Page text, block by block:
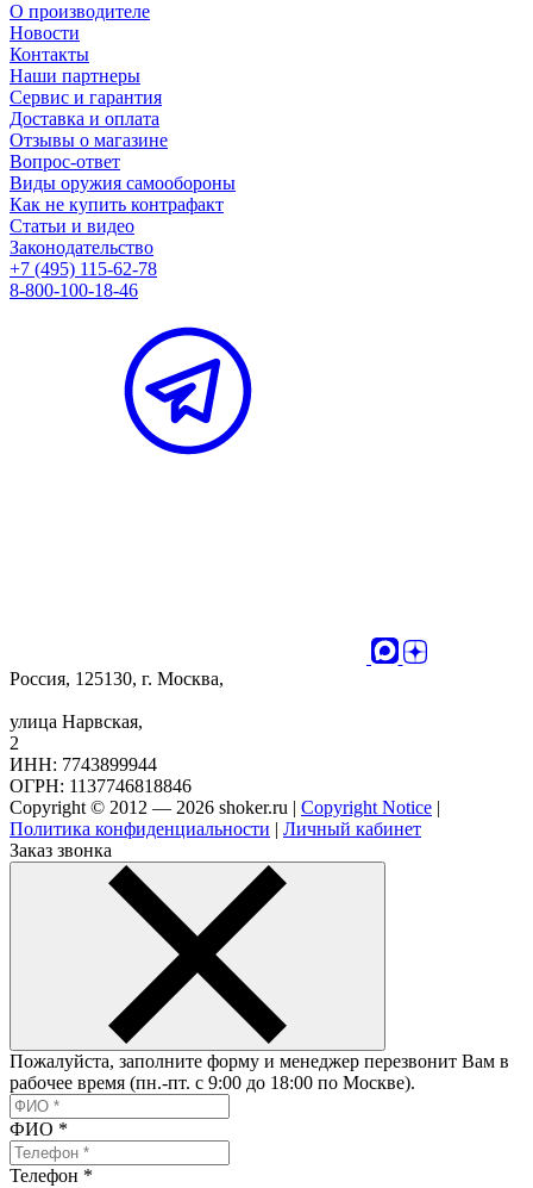
О производителе
Новости
Контакты
Наши партнеры
Сервис и гарантия
Доставка и оплата
Отзывы о магазине
Вопрос-ответ
Виды оружия самообороны
Как не купить контрафакт
Статьи и видео
Законодательство
+7 (495) 115-62-78
8-800-100-18-46
Россия, 125130, г. Москва,
улица Нарвская,
2
ИНН: 7743899944
ОГРН: 1137746818846
Copyright © 2012 — 2026 shoker.ru | Copyright Notice |
Политика конфиденциальности | Личный кабинет
Заказ звонка
Пожалуйста, заполните форму и менеджер перезвонит Вам в
рабочее время (пн.-пт. с 9:00 до 18:00 по Москве).
ФИО *
Телефон *